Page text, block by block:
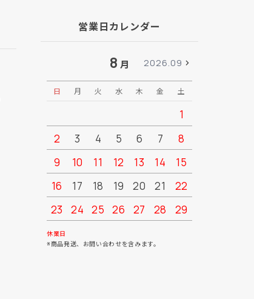
営業日カレンダー
8 月 2026.09
日 月 火 水 木 金 土
1
2
3 4 5 6 7
8
9
10 11 12 13 14
15
16
17 18 19 20 21
22
23
24 25 26 27 28
29
30
休業日
※商品発送、お問い合わせを含みます。